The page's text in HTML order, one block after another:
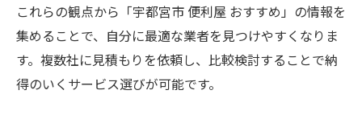
これらの観点から「宇都宮市 便利屋 おすすめ」の情報を
集めることで、自分に最適な業者を見つけやすくなりま
す。複数社に見積もりを依頼し、比較検討することで納
得のいくサービス選びが可能です。